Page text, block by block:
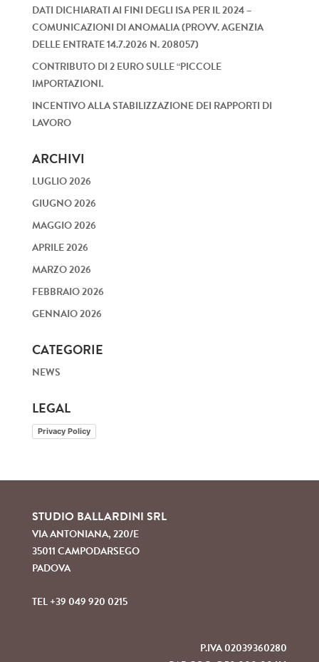
DATI DICHIARATI AI FINI DEGLI ISA PER IL 2024 –
COMUNICAZIONI DI ANOMALIA (PROVV. AGENZIA
DELLE ENTRATE 14.7.2026 N. 208057)
CONTRIBUTO DI 2 EURO SULLE “PICCOLE
IMPORTAZIONI.
INCENTIVO ALLA STABILIZZAZIONE DEI RAPPORTI DI
LAVORO
ARCHIVI
LUGLIO 2026
GIUGNO 2026
MAGGIO 2026
APRILE 2026
MARZO 2026
FEBBRAIO 2026
GENNAIO 2026
CATEGORIE
NEWS
LEGAL
Privacy Policy
STUDIO BALLARDINI SRL
VIA ANTONIANA, 220/E
35011 CAMPODARSEGO
PADOVA
TEL +39 049 920 0215
P.IVA 02039360280